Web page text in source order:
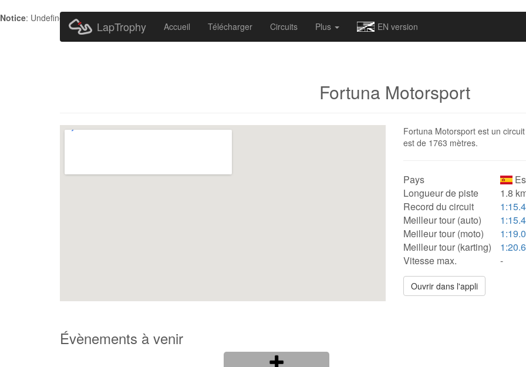
Notice: Undefined index: HTTP_ACCEPT_LANGUAGE in
LapTrophy Accueil Télécharger Circuits Plus EN version
Fortuna Motorsport
Fortuna Motorsport est un
est de 1763 mètres.
Pays
Longueur de piste
1.8
Record du circuit
Meilleur tour (auto)
Meilleur tour (moto)
Meilleur tour (karting)
Vitesse max.
-
Ouvrir dans l'appli
Évènements à venir